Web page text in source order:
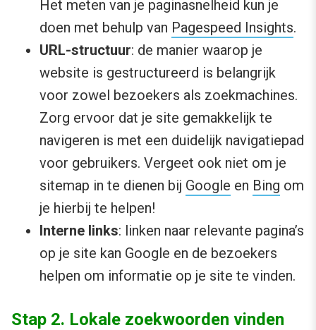
Het meten van je paginasnelheid kun je
doen met behulp van Pagespeed Insights.
URL-structuur: de manier waarop je
website is gestructureerd is belangrijk
voor zowel bezoekers als zoekmachines.
Zorg ervoor dat je site gemakkelijk te
navigeren is met een duidelijk navigatiepad
voor gebruikers. Vergeet ook niet om je
sitemap in te dienen bij Google en Bing om
je hierbij te helpen!
Interne links: linken naar relevante pagina’s
op je site kan Google en de bezoekers
helpen om informatie op je site te vinden.
Stap 2. Lokale zoekwoorden vinden